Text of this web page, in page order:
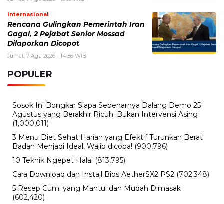
Internasional
Rencana Gulingkan Pemerintah Iran
Gagal, 2 Pejabat Senior Mossad
Dilaporkan Dicopot
Jumat, 7 Agu 2026 - 14:56 WIB
POPULER
Sosok Ini Bongkar Siapa Sebenarnya Dalang Demo 25
Agustus yang Berakhir Ricuh: Bukan Intervensi Asing
(1,000,011)
3 Menu Diet Sehat Harian yang Efektif Turunkan Berat
Badan Menjadi Ideal, Wajib dicoba! (900,796)
10 Teknik Ngepet Halal (813,795)
Cara Download dan Install Bios AetherSX2 PS2 (702,348)
5 Resep Cumi yang Mantul dan Mudah Dimasak
(602,420)